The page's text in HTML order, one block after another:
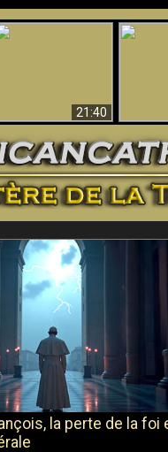
21:40
la perte de la foi